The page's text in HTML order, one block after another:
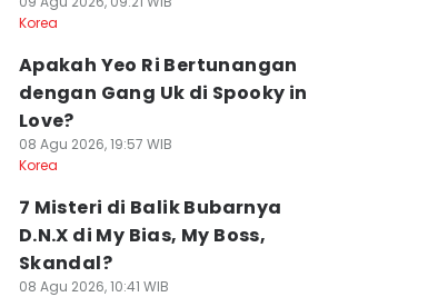
Korea
Apakah Yeo Ri Bertunangan
dengan Gang Uk di Spooky in
Love?
08 Agu 2026, 19:57 WIB
Korea
7 Misteri di Balik Bubarnya
D.N.X di My Bias, My Boss,
Skandal?
08 Agu 2026, 10:41 WIB